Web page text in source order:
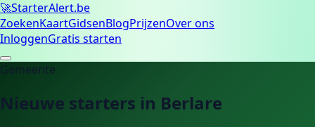
🚀StarterAlert.be
ZoekenKaartGidsenBlogPrijzenOver ons
InloggenGratis starten
Gemeente
Nieuwe starters in Berlare